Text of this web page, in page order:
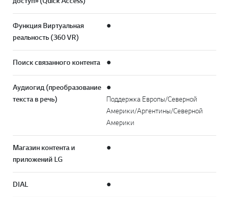
Функция Виртуальная
реальность (360 VR)
●
Поиск связанного контента ●
Аудиогид (преобразование
текста в речь)
●
Поддержка Европы/Северной
Америки/Аргентины/Северной
Америки
Магазин контента и
приложений LG
●
DIAL ●